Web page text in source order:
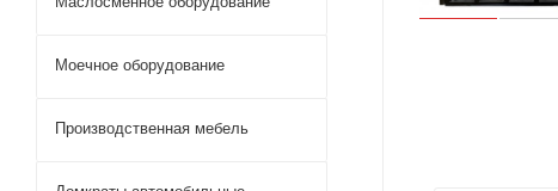
Моечное оборудование
Производственная мебель